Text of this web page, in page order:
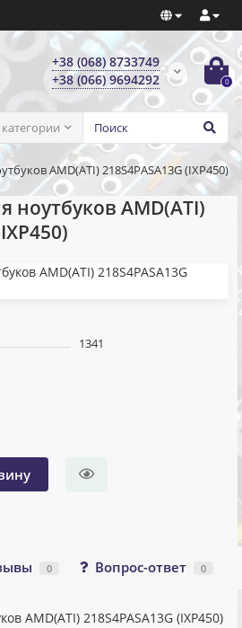
+38 (068) 8733749
+38 (066) 9694292
0
категории
AMD(ATI) 218S4PASA13G (IXP450)
ноутбуков AMD(ATI)
1341
0 Вопрос-ответ 0
AMD(ATI) 218S4PASA13G (IXP450)